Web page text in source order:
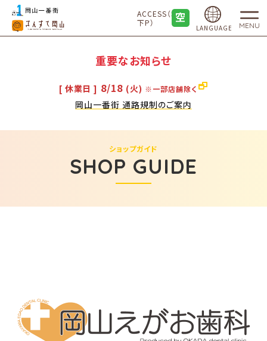
ACCESS（地
下P）
LANGUAGE MENU
重要なお知らせ
[ 休業日 ] 8/18 (火) ※一部店舗除く
岡山一番街 通路規制のご案内
SHOP GUIDE
ショップガイド